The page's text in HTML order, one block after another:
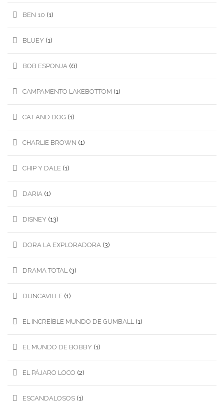
BEN 10 (1)
BLUEY (1)
BOB ESPONJA (6)
CAMPAMENTO LAKEBOTTOM (1)
CAT AND DOG (1)
CHARLIE BROWN (1)
CHIP Y DALE (1)
DARIA (1)
DISNEY (13)
DORA LA EXPLORADORA (3)
DRAMA TOTAL (3)
DUNCAVILLE (1)
EL INCREÍBLE MUNDO DE GUMBALL (1)
EL MUNDO DE BOBBY (1)
EL PÁJARO LOCO (2)
ESCANDALOSOS (1)